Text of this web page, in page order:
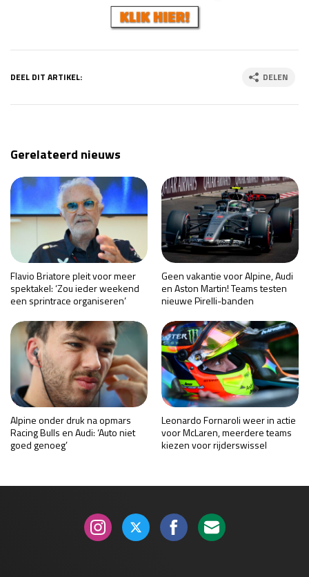
DEEL DIT ARTIKEL: DELEN
Gerelateerd nieuws
Flavio Briatore pleit voor meer
spektakel: ‘Zou ieder weekend
een sprintrace organiseren’
Geen vakantie voor Alpine, Audi
en Aston Martin! Teams testen
nieuwe Pirelli-banden
Alpine onder druk na opmars
Racing Bulls en Audi: ‘Auto niet
goed genoeg’
Leonardo Fornaroli weer in actie
voor McLaren, meerdere teams
kiezen voor rijderswissel